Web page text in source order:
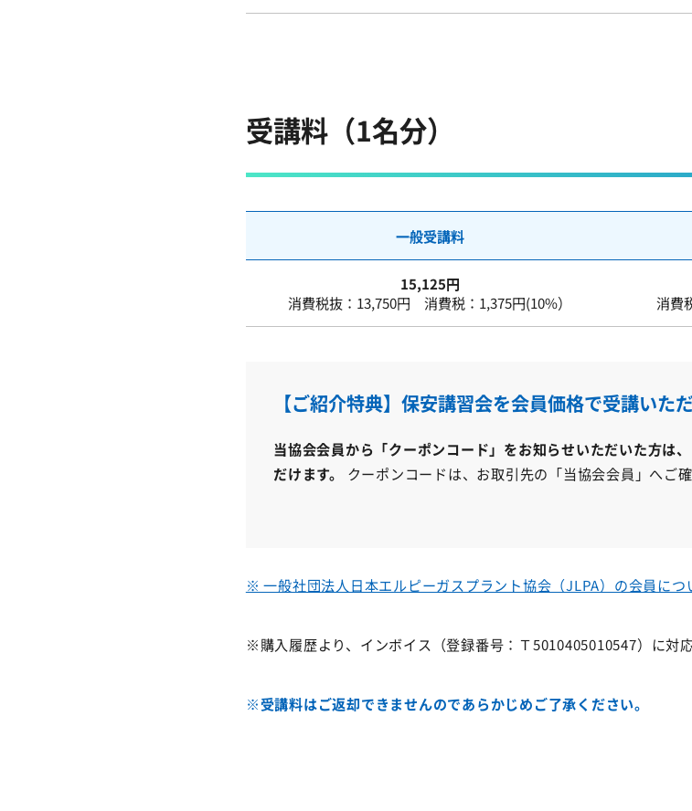
受講料（1名分）
一般受講料
15,125円
消費税抜：13,750円 消費税：1,375円(10%）
消費
【ご紹介特典】保安講習会を会員価格で受講いただ
当協会会員から「クーポンコード」をお知らせいただいた方は
だけます。
クーポンコードは、お取引先の「当協会会員」へご確
※ 一般社団法人日本エルピーガスプラント協会（JLPA）の会員につ
※購入履歴より、インボイス（登録番号：Ｔ5010405010547）に対
※受講料はご返却できませんのであらかじめご了承ください。